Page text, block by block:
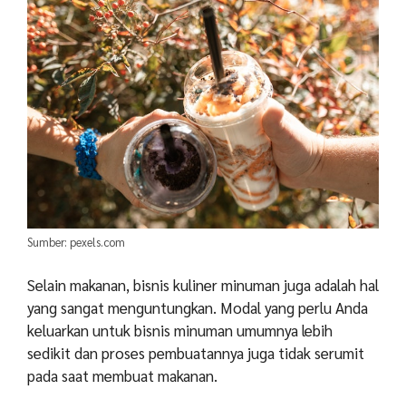
Sumber: pexels.com
Selain makanan, bisnis kuliner minuman juga adalah hal
yang sangat menguntungkan. Modal yang perlu Anda
keluarkan untuk bisnis minuman umumnya lebih
sedikit dan proses pembuatannya juga tidak serumit
pada saat membuat makanan.